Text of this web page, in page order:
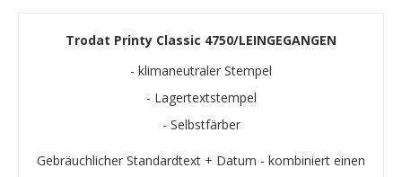
Trodat Printy Classic 4750/LEINGEGANGEN
- klimaneutraler Stempel
- Lagertextstempel
- Selbstfärber
Gebräuchlicher Standardtext + Datum - kombiniert einen